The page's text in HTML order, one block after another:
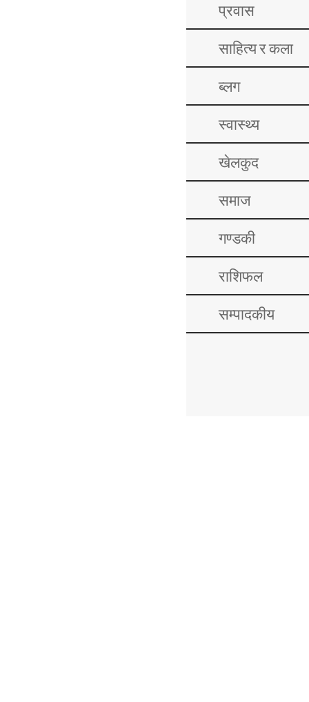
प्रवास
साहित्य र कला
ब्लग
स्वास्थ्य
खेलकुद
समाज
गण्डकी
राशिफल
सम्पादकीय